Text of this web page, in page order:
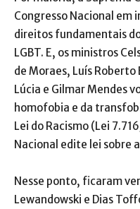
Congresso Nacional
direitos fundamentais
LGBT. E, os ministros
de Moraes, Luís Roberto
Lúcia e Gilmar Mendes
homofobia e da
Lei do Racismo (Lei
Nacional edite lei sobre
Nesse ponto, ficaram
Lewandowski e Dias